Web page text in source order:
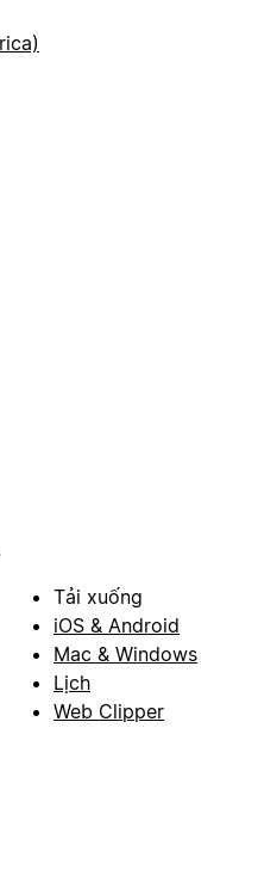
Tải xuống
iOS & Android
Mac & Windows
Lịch
Web Clipper